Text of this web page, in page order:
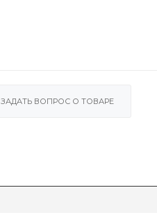
ЗАДАТЬ ВОПРОС О ТОВАРЕ